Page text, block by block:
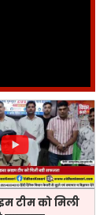
टीम को मिली